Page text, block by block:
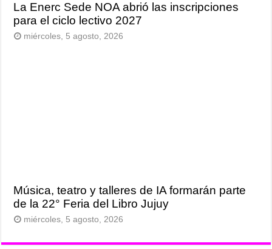
La Enerc Sede NOA abrió las inscripciones
para el ciclo lectivo 2027
miércoles, 5 agosto, 2026
Música, teatro y talleres de IA formarán parte
de la 22° Feria del Libro Jujuy
miércoles, 5 agosto, 2026